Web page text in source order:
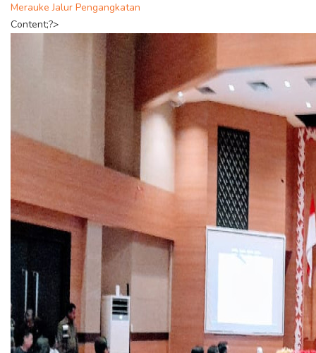
Merauke Jalur Pengangkatan
Content;?>